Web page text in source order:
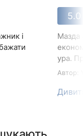
і
5.0
Мазда
ура.
Автор: